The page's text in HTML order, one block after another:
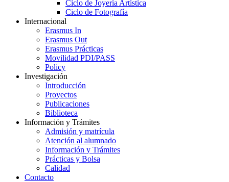
Ciclo de Joyería Artística
Ciclo de Fotografía
Internacional
Erasmus In
Erasmus Out
Erasmus Prácticas
Movilidad PDI/PASS
Policy
Investigación
Introducción
Proyectos
Publicaciones
Biblioteca
Información y Trámites
Admisión y matrícula
Atención al alumnado
Información y Trámites
Prácticas y Bolsa
Calidad
Contacto